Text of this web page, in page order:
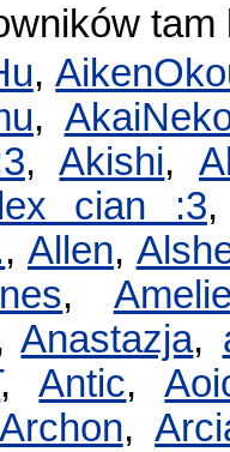
tam
,
,
,Akishi,
cian :3
, Allen,
,
Anastazja,
,Antic,
Archon,